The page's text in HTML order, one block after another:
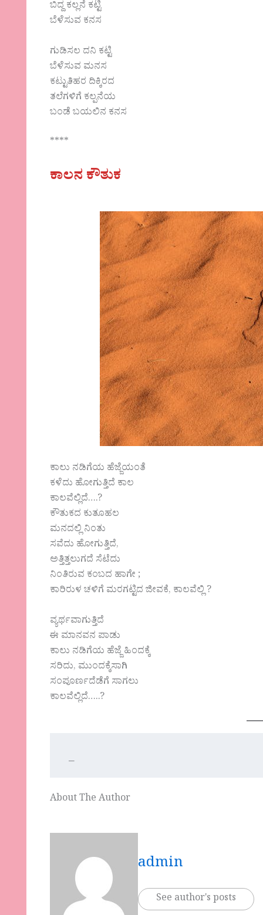
ಬಿದ್ದ ಕಲ್ಲನೆ ಕಟ್ಟಿ
ಬೆಳೆಸುವ ಕನಸ
ಗುಡಿಸಲ ದನಿ ಕಟ್ಟಿ
ಬೆಳೆಸುವ ಮನಸ
ಕಟ್ಟುತಿಹರ ದಿಕ್ಕಿರದ
ತಲೆಗಳಿಗೆ ಕಲ್ಪನೆಯ
ಬಂಡೆ ಬಯಲಿನ ಕನಸ
****
ಕಾಲನ ಕೌತುಕ
ಕಾಲು ನಡಿಗೆಯ ಹೆಜ್ಜೆಯ೦ತೆ
ಕಳೆದು ಹೋಗುತ್ತಿದೆ ಕಾಲ
ಕಾಲವೆಲ್ಲಿದೆ….?
ಕೌತುಕದ ಕುತೂಹಲ
ಮನದಲ್ಲಿ ನಿಂತು
ಸವೆದು ಹೋಗುತ್ತಿದೆ,
ಅತ್ತಿತ್ತಲುಗದೆ ಸೆಟೆದು
ನಿಂತಿರುವ ಕಂಬದ ಹಾಗೇ ;
ಕಾರಿರುಳ ಚಳಿಗೆ ಮರಗಟ್ಟಿದ ಜೀವಕೆ, ಕಾಲವೆಲ್ಲಿ ?
ವ್ಯರ್ಥವಾಗುತ್ತಿದೆ
ಈ ಮಾನವನ ಪಾಡು
ಕಾಲು ನಡಿಗೆಯ ಹೆಜ್ಜೆ ಹಿಂದಕ್ಕೆ
ಸರಿದು, ಮುಂದಕ್ಕೆಸಾಗಿ
ಸಂಪೂರ್ಣದೆಡೆಗೆ ಸಾಗಲು
ಕಾಲವೆಲ್ಲಿದೆ…..?
About The Author
admin
See author's posts